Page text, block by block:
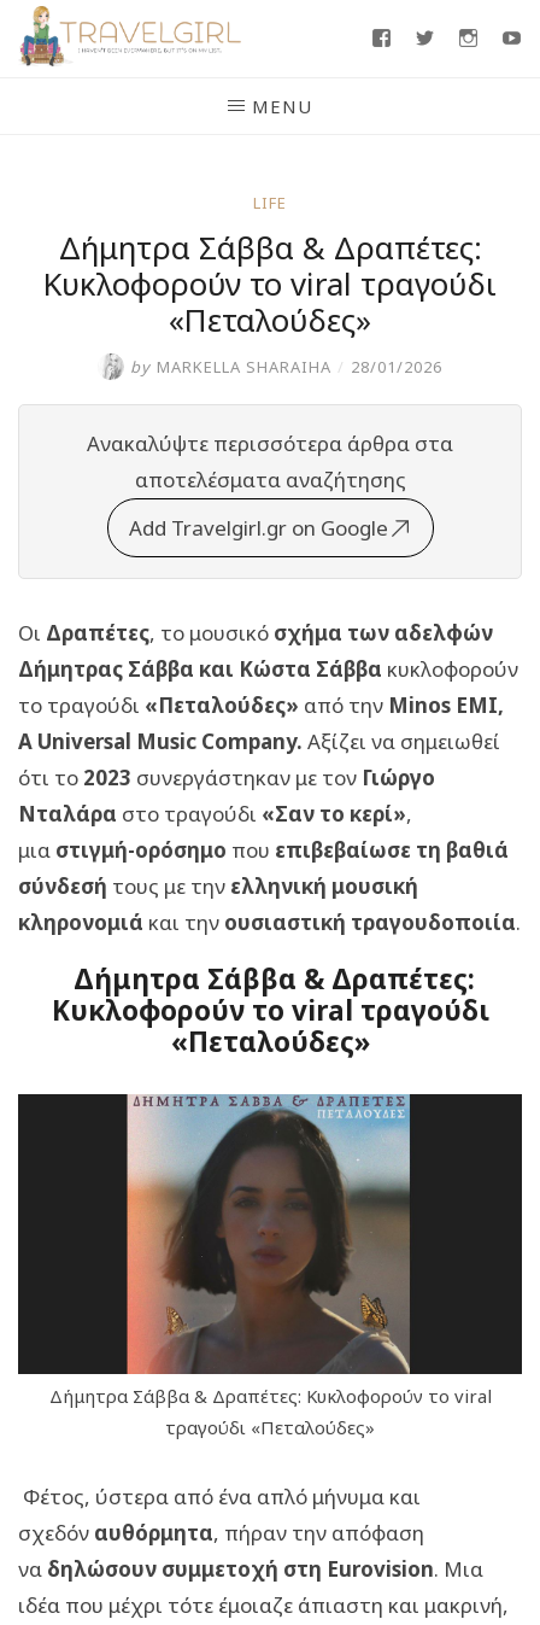
Skip
FacebookTwitter
MENU
LIFE
Δήμητρα Σάββα & Δραπέτες:
Κυκλοφορούν το viral τραγούδι
«Πεταλούδες»
by MARKELLA SHARAIHA / 28/01/2026
Ανακαλύψτε περισσότερα άρθρα στα
αποτελέσματα αναζήτησης
Add Travelgirl.gr on Google
Οι Δραπέτες, το μουσικό σχήμα των αδελφών
Δήμητρας Σάββα και Κώστα Σάββα κυκλοφορούν
το τραγούδι «Πεταλούδες» από την Minos EMI,
A Universal Music Company. Αξίζει να σημειωθεί
ότι το 2023 συνεργάστηκαν με τον Γιώργο
Νταλάρα στο τραγούδι «Σαν το κερί»,
μια στιγμή-ορόσημο που επιβεβαίωσε τη βαθιά
σύνδεσή τους με την ελληνική μουσική
κληρονομιά και την ουσιαστική τραγουδοποιία.
Δήμητρα Σάββα & Δραπέτες:
Κυκλοφορούν το viral τραγούδι
«Πεταλούδες»
Δήμητρα Σάββα & Δραπέτες: Κυκλοφορούν το viral
τραγούδι «Πεταλούδες»
Φέτος, ύστερα από ένα απλό μήνυμα και
σχεδόν αυθόρμητα, πήραν την απόφαση
να δηλώσουν συμμετοχή στη Eurovision. Μια
ιδέα που μέχρι τότε έμοιαζε άπιαστη και μακρινή,